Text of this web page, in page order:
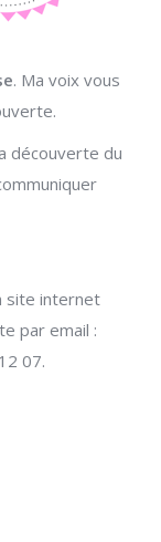
. Ma voix vous
découverte du
site internet
par email :
07.